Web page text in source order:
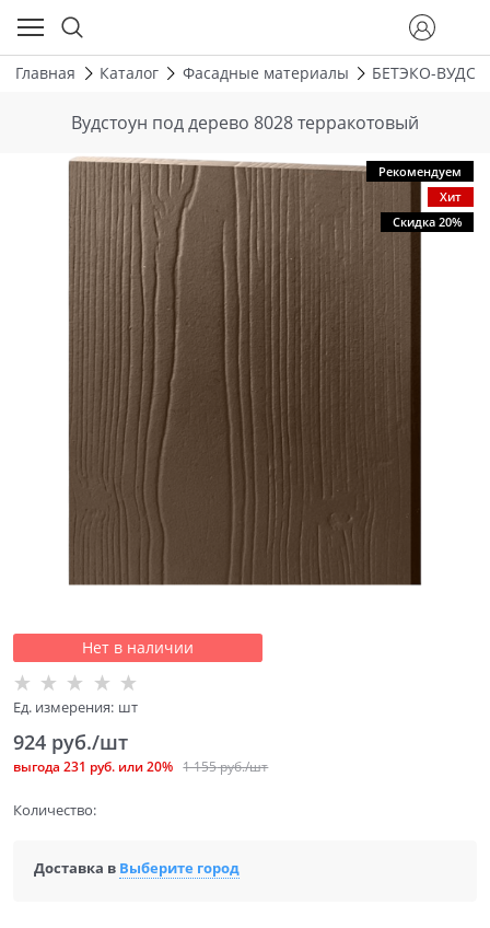
Главная Каталог Фасадные материалы БЕТЭКО-
Вудстоун под дерево 8028 терракотовый
Рекомендуем
Хит
Скидка 20%
Нет в наличии
Ед. измерения: шт
1 155 руб./шт
924 руб./шт
выгода 231 руб. или20%
Количество:
Доставка в Выберите город